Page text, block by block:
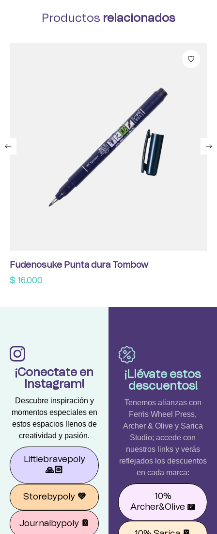
Productos relacionados
Fudenosuke Punta dura Tombow
$ 16.000
¡Conectate en
Instagram!
Descubre inspiración y
momentos especiales en
estos espacios llenos de
creatividad y pasión.
Littlebravepoly
🙏🏻
Storebypoly 💜
Journalbypoly 📔
¡Llévate estos
descuentos!
Tenemos alianzas con
Ferris Wheel Press,
Archer & Olive y Sarica
Studio; accede con
nuestros links y verás
reflejados los descuentos
en cada marca:
10%
Archer&Olive 📖